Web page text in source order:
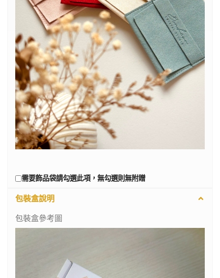
需要飾品袋請勾選此項，無勾選則無附贈
包裝盒說明
包裝盒參考圖